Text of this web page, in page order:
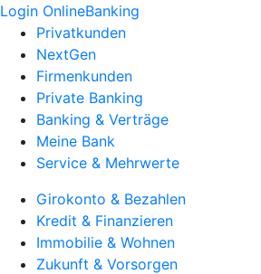
Login OnlineBanking
Privatkunden
NextGen
Firmenkunden
Private Banking
Banking & Verträge
Meine Bank
Service & Mehrwerte
Girokonto & Bezahlen
Kredit & Finanzieren
Immobilie & Wohnen
Zukunft & Vorsorgen